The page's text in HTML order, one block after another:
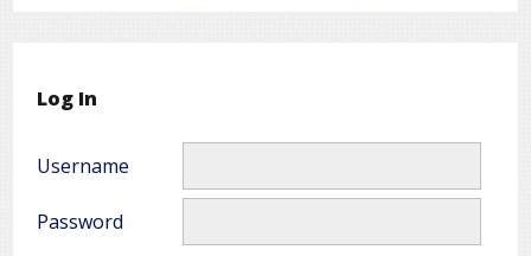
Log In
Username
Password